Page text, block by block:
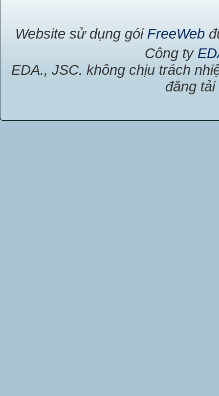
Website sử dụng gói FreeWeb
Công ty
EDA., JSC. không chịu trách
đăng